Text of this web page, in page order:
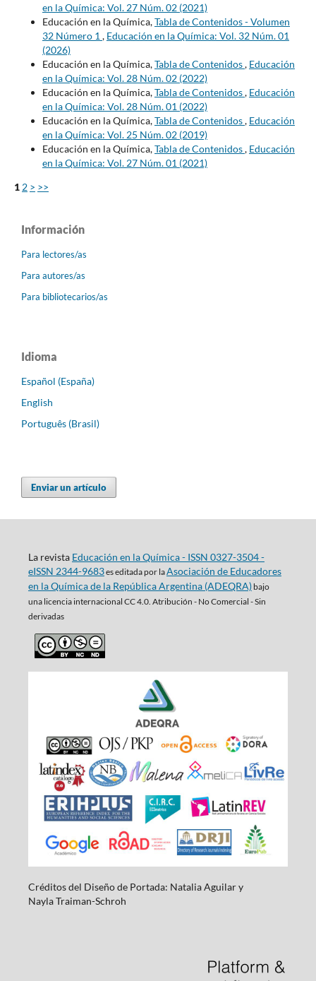
en la Química: Vol. 27 Núm. 02 (2021)
Educación en la Química,Tabla de Contenidos - Volumen
32 Número 1 , Educación en la Química: Vol. 32 Núm. 01
(2026)
Educación en la Química,Tabla de Contenidos, Educación
en la Química: Vol. 28 Núm. 02 (2022)
Educación en la Química,Tabla de Contenidos, Educación
en la Química: Vol. 28 Núm. 01 (2022)
Educación en la Química,Tabla de Contenidos, Educación
en la Química: Vol. 25 Núm. 02 (2019)
Educación en la Química,Tabla de Contenidos, Educación
en la Química: Vol. 27 Núm. 01 (2021)
1 2 > >>
Información
Para lectores/as
Para autores/as
Para bibliotecarios/as
Idioma
Español (España)
English
Português (Brasil)
Enviar un artículo
La revista Educación en la Química - ISSN 0327-3504 -
eISSN 2344-9683es editada por laAsociación de Educadores
en la Química de la República Argentina (ADEQRA)bajo
una licencia internacional CC 4.0. Atribución - No Comercial - Sin
derivadas
Créditos del Diseño de Portada: Natalia Aguilar y
NaylaTraiman-Schroh